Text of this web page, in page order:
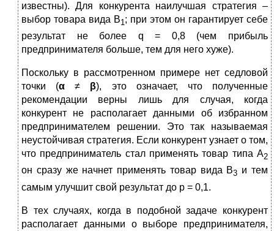
известны). Для конкурента наилучшая стратегия –
выбор товара вида В1; при этом он гарантирует себе
результат не более q = 0,8 (чем прибыль
предпринимателя больше, тем для него хуже).
Поскольку в рассмотренном примере нет седловой
точки (α ≠ β), это означает, что полученные
рекомендации верны лишь для случая, когда
конкурент не располагает данными об избранном
предпринимателем решении. Это так называемая
неустойчивая стратегия. Если конкурент узнает о том,
что предприниматель стал применять товар типа А2
он сразу же начнет применять товар вида В3 и тем
самым улучшит свой результат до р = 0,1.
В тех случаях, когда в подобной задаче конкурент
распола­гает данными о выборе предпринимателя,